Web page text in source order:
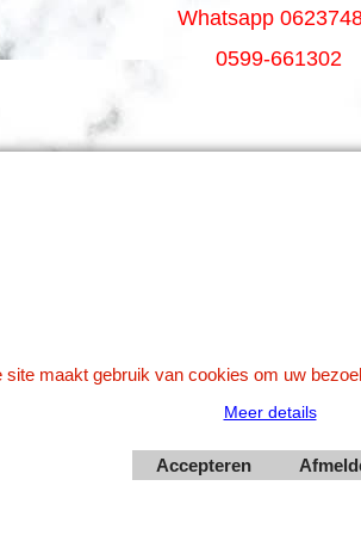
Whatsapp
0599-661302
Webwinkel gemaakt met
ShopFactory webwinkel
software.
site maakt gebruik van cookies om uw
Meer details
Accepteren